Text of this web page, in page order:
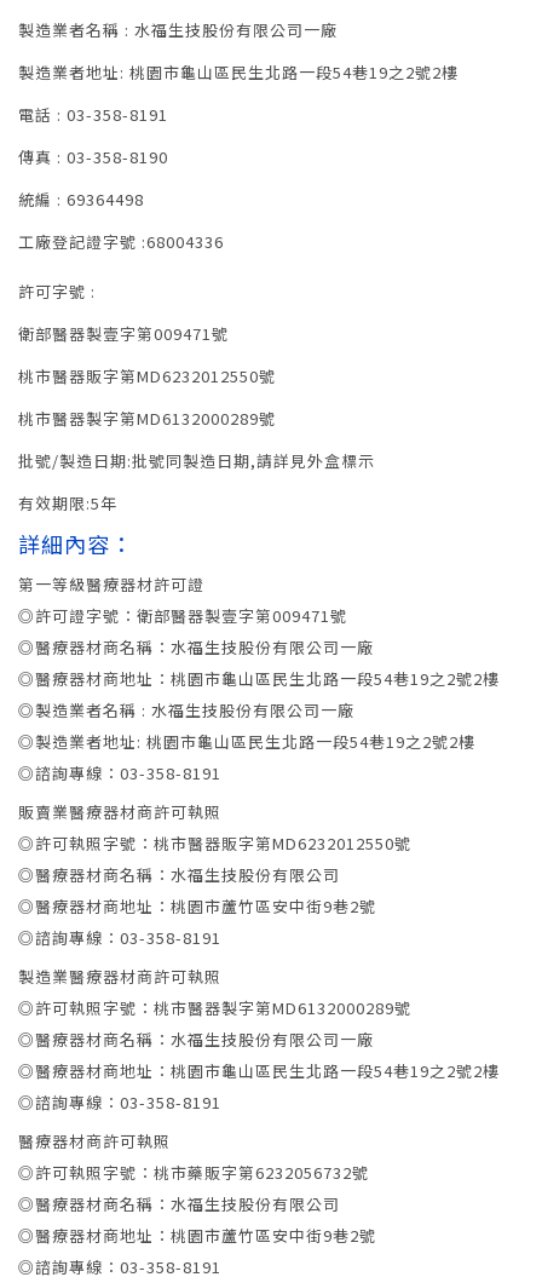
製造業者名稱 : 水福生技股份有限公司一廠
製造業者地址: 桃園市龜山區民生北路一段54巷19之2號2樓
電話 : 03-358-8191
傳真 : 03-358-8190
統編 : 69364498
工廠登記證字號 :68004336
許可字號 :
衛部醫器製壹字第009471號
桃市醫器販字第MD6232012550號
桃市醫器製字第MD6132000289號
批號/製造日期:批號同製造日期,請詳見外盒標示
有效期限:5年
詳細內容：
第一等級醫療器材許可證
◎許可證字號：衛部醫器製壹字第009471號
◎醫療器材商名稱：水福生技股份有限公司一廠
◎醫療器材商地址：桃園市龜山區民生北路一段54巷19之2號2樓
◎製造業者名稱 : 水福生技股份有限公司一廠
◎製造業者地址: 桃園市龜山區民生北路一段54巷19之2號2樓
◎諮詢專線：03-358-8191
販賣業醫療器材商許可執照
◎許可執照字號：桃市醫器販字第MD6232012550號
◎醫療器材商名稱：水福生技股份有限公司
◎醫療器材商地址：桃園市蘆竹區安中街9巷2號
◎諮詢專線：03-358-8191
製造業醫療器材商許可執照
◎許可執照字號：桃市醫器製字第MD6132000289號
◎醫療器材商名稱：水福生技股份有限公司一廠
◎醫療器材商地址：桃園市龜山區民生北路一段54巷19之2號2樓
◎諮詢專線：03-358-8191
醫療器材商許可執照
◎許可執照字號：桃市藥販字第6232056732號
◎醫療器材商名稱：水福生技股份有限公司
◎醫療器材商地址：桃園市蘆竹區安中街9巷2號
◎諮詢專線：03-358-8191